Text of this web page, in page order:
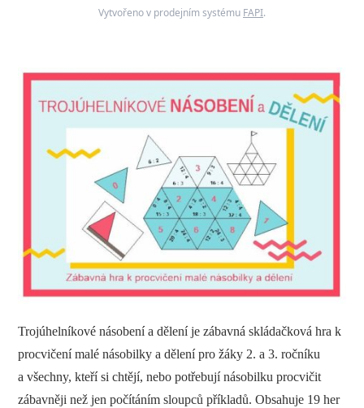
Vytvořeno v prodejním systému FAPI.
Trojúhelníkové násobení a dělení je zábavná skládačková hra k
procvičení malé násobilky a dělení pro žáky 2. a 3. ročníku
a všechny, kteří si chtějí, nebo potřebují násobilku procvičit
zábavněji než jen počítáním sloupců příkladů. Obsahuje 19 her